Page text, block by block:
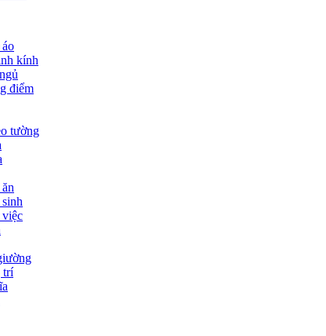
kính
điểm
tường
việc
trí